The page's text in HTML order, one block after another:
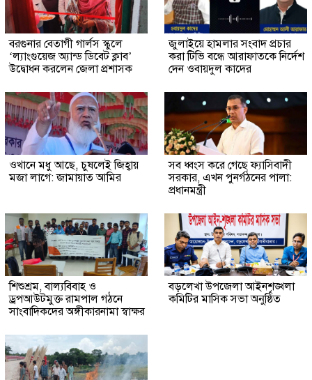
বরগুনার বেতাগী গার্লস স্কুলে
‘ল্যাংগুয়েজ অ্যান্ড ডিবেট ক্লাব’
উদ্বোধন করলেন জেলা প্রশাসক
জুলাইয়ে হামলার সংবাদ প্রচার
করা টিভি বন্ধে আরাফাতকে নির্দেশ
দেন ওবায়দুল কাদের
ওখানে মধু আছে, চুষলেই জিহ্বায়
মজা লাগে: জামায়াত আমির
সব ধ্বংস করে গেছে ফ্যাসিবাদী
সরকার, এখন পুনর্গঠনের পালা:
প্রধানমন্ত্রী
শিশুশ্রম, বাল্যবিবাহ ও
ড্রপআউটমুক্ত রামপাল গঠনে
সাংবাদিকদের অঙ্গীকারনামা স্বাক্ষর
বড়লেখা উপজেলা আইনশৃঙ্খলা
কমিটির মাসিক সভা অনুষ্ঠিত